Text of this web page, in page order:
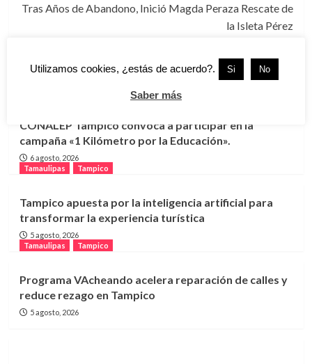
Tras Años de Abandono, Inició Magda Peraza Rescate de
la Isleta Pérez
CONALEP Tampico convoca a participar en la
campaña «1 Kilómetro por la Educación».
6 agosto, 2026
Tamaulipas
Tampico
Tampico apuesta por la inteligencia artificial para
transformar la experiencia turística
5 agosto, 2026
Tamaulipas
Tampico
Programa VAcheando acelera reparación de calles y
reduce rezago en Tampico
5 agosto, 2026
Utilizamos cookies, ¿estás de acuerdo?. Si No
Saber más